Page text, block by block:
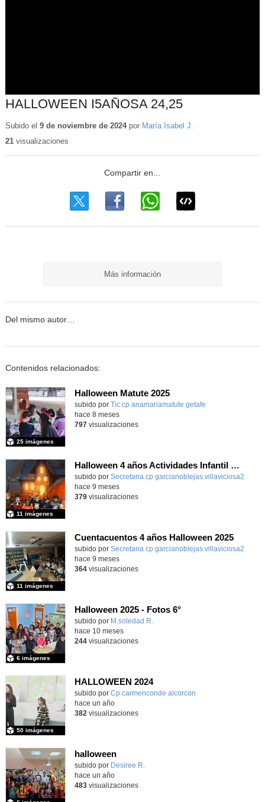
HALLOWEEN I5AÑOSA 24,25
Subido el 9 de noviembre de 2024por María Isabel J.
21visualizaciones
Más información
Del mismo autor…
Contenidos relacionados:
Halloween Matute 2025
Contenido educativo.
subido por Tic cp anamariamatute getafe
25 imágenes
hace 8 meses
797visualizaciones
Halloween 4 años Actividades Infantil y foto de grupo
subido por Secretaria cp garcianoblejas villaviciosa2
11 imágenes
hace 9 meses
379visualizaciones
Cuentacuentos 4 años Halloween 2025
Contenido educativo.
subido por Secretaria cp garcianoblejas villaviciosa2
11 imágenes
hace 9 meses
364visualizaciones
Halloween 2025 - Fotos 6°
subido por M.soledad R.
6 imágenes
hace 10 meses
244visualizaciones
HALLOWEEN 2024
subido por Cp carmenconde alcorcon
50 imágenes
hace un año
382 visualizaciones
halloween
Contenido educativo.
subido por Desiree R.
hace un año
483visualizaciones